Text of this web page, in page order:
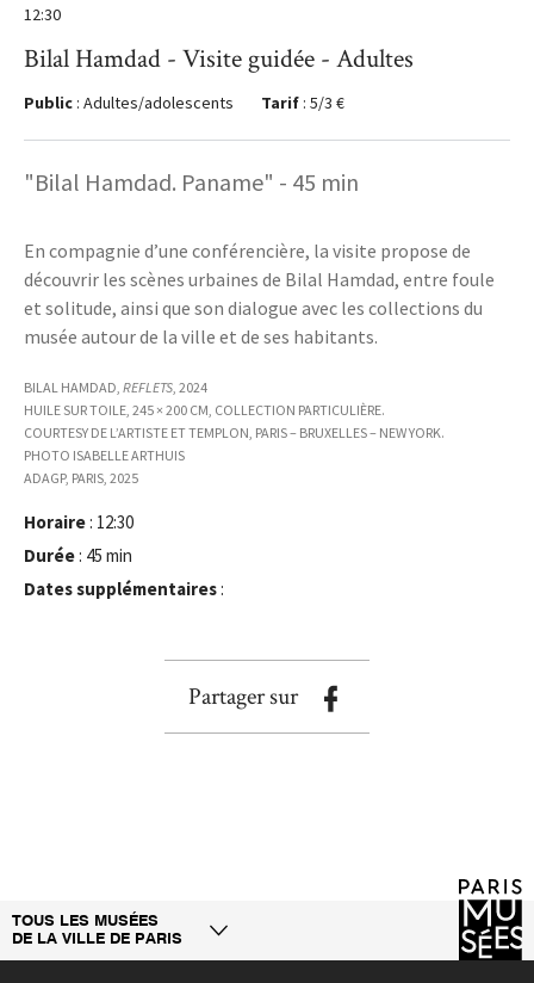
12:30
Bilal Hamdad - Visite guidée - Adultes
Public : Adultes/adolescents Tarif : 5/3 €
"Bilal Hamdad. Paname" - 45 min
En compagnie d’une conférencière, la visite propose de
découvrir les scènes urbaines de Bilal Hamdad, entre foule
et solitude, ainsi que son dialogue avec les collections du
musée autour de la ville et de ses habitants.
BILAL HAMDAD, REFLETS, 2024
HUILE SUR TOILE, 245 × 200 CM, COLLECTION PARTICULIÈRE.
COURTESY DE L’ARTISTE ET TEMPLON, PARIS – BRUXELLES – NEW YORK.
PHOTO ISABELLE ARTHUIS
ADAGP, PARIS, 2025
Horaire : 12:30
Durée : 45 min
Dates supplémentaires :
Partager sur
TOUS LES MUSÉES
DE LA VILLE DE PARIS